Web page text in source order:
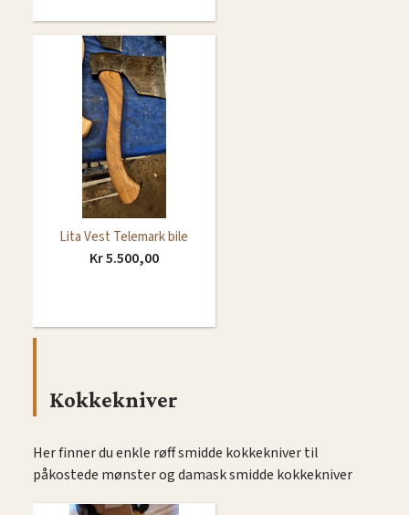
Lita Vest Telemark bile
Kr 5.500,00
Kokkekniver
Her finner du enkle røff smidde kokkekniver til
påkostede mønster og damask smidde kokkekniver